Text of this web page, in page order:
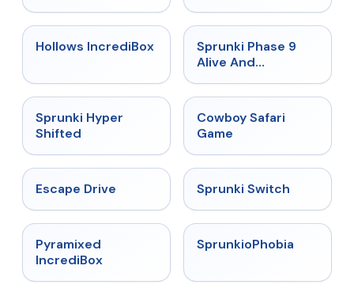
★ 4.3
Hollows IncrediBox ★
Sprunki Phase 9
Alive And
★
Sprunki Hyper
Shifted
Cowboy Safari
Game
Escape Drive ★
Sprunki Switch
Pyramixed
IncrediBox
★
SprunkioPhobia